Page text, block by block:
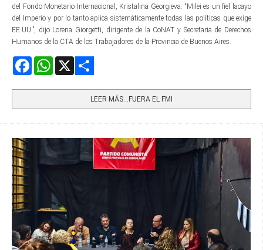
del Fondo Monetario Internacional, Kristalina Georgieva. “Milei es un fiel lacayo
del Imperio y por lo tanto aplica sistemáticamente todas las políticas que exige
EE.UU.”, dijo Lorena Giorgetti, dirigente de la CoNAT y Secretaria de Derechos
Humanos de la CTA de los Trabajadores de la Provincia de Buenos Aires.
FacebookWhatsApp
LEER MÁS…FUERA EL FMI